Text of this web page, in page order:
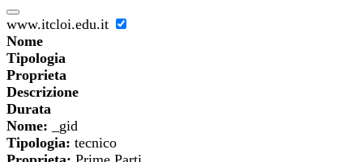
www.itcloi.edu.it
Nome
Tipologia
Proprieta
Descrizione
Durata
Nome: _gid
Tipologia: tecnico